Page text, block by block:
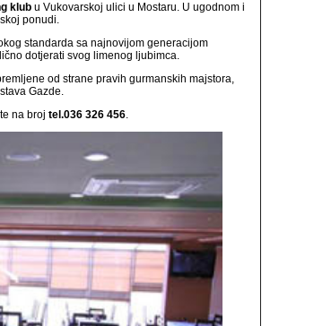
klub u Vukovarskoj ulici u Mostaru. U ugodnom i
ponudi.
standarda sa najnovijom generacijom
dotjerati svog limenog ljubimca.
od strane pravih gurmanskih majstora,
Gazde.
na broj tel.036 326 456.